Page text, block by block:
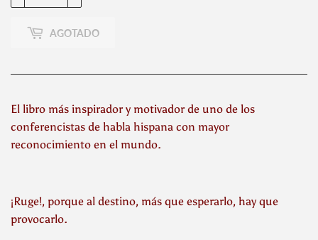
AGOTADO
El libro más inspirador y motivador de uno de los
conferencistas de habla hispana con mayor
reconocimiento en el mundo.
¡Ruge!, porque al destino, más que esperarlo, hay que
provocarlo.